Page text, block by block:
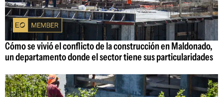
Cómo se vivió el conflicto de la construcción en Maldonado,
un departamento donde el sector tiene sus particularidades